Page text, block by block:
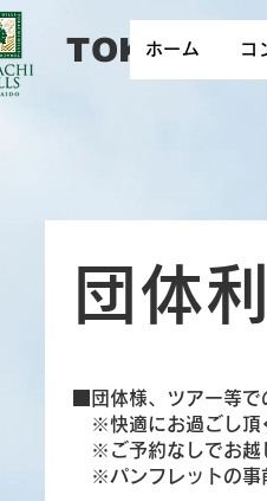
​TOKACHI
ホーム コ
団体
■団体様、ツアー等で
※快適にお過ごし頂
※ご予約なしでお越
※パンフレットの事